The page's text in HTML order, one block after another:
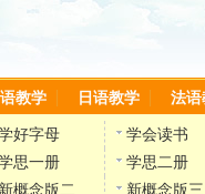
教学 日语教学 法语
好字母
学会读书
思一册
学思二册
新概念版二 新概念版三